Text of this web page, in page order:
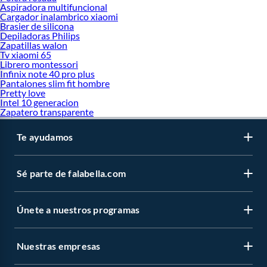
Aspiradora multifuncional
Cargador inalambrico xiaomi
Brasier de silicona
Depiladoras Philips
Zapatillas walon
Tv xiaomi 65
Librero montessori
Infinix note 40 pro plus
Pantalones slim fit hombre
Pretty love
Intel 10 generacion
Zapatero transparente
Te ayudamos
Sé parte de falabella.com
Únete a nuestros programas
Nuestras empresas